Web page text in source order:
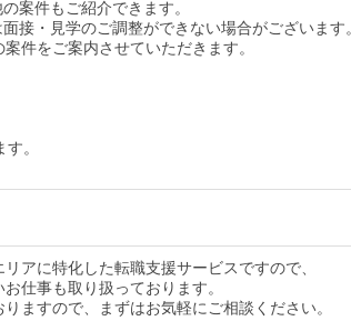
案件もご紹介できます。
接・見学のご調整ができない場合がございます。
件をご案内させていただきます。
。
アに特化した転職支援サービスですので、
仕事も取り扱っております。
ますので、まずはお気軽にご相談ください。